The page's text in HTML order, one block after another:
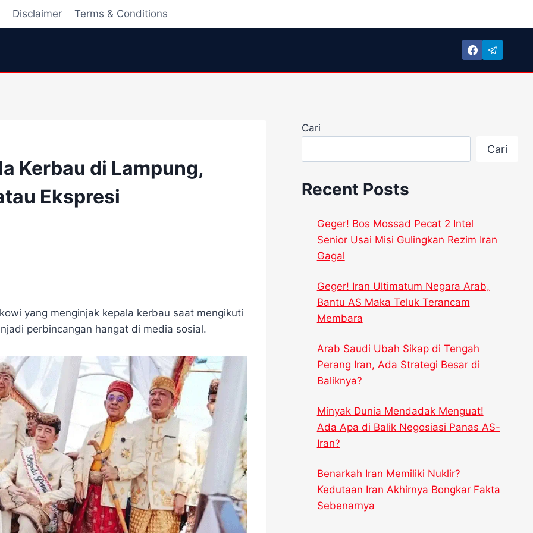
Disclaimer Terms & Conditions
Kerbau di Lampung,
Ekspresi
yang menginjak kepala kerbau saat mengikuti
perbincangan hangat di media sosial.
Cari
Cari
Recent Posts
Geger! Bos Mossad Pecat 2 Intel
Senior Usai Misi Gulingkan Rezim Iran
Gagal
Geger! Iran Ultimatum Negara Arab,
Bantu AS Maka Teluk Terancam
Membara
Arab Saudi Ubah Sikap di Tengah
Perang Iran, Ada Strategi Besar di
Baliknya?
Minyak Dunia Mendadak Menguat!
Ada Apa di Balik Negosiasi Panas AS-
Iran?
Benarkah Iran Memiliki Nuklir?
Kedutaan Iran Akhirnya Bongkar Fakta
Sebenarnya